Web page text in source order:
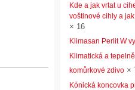
Kde a jak vrtat u
voštinové cihly a
× 16
Klimasan Perlit W
Klimatická a
komůrkové zdivo ×
Kónická koncovka